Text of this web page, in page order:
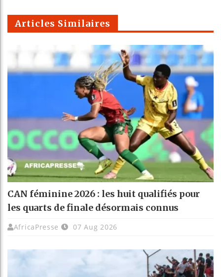
m
Articles Similaires
CAN féminine 2026 : les huit qualifiés pour
les quarts de finale désormais connus
AfricaPresse 07 Aug 2026